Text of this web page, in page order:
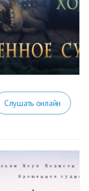
Слушать онлайн